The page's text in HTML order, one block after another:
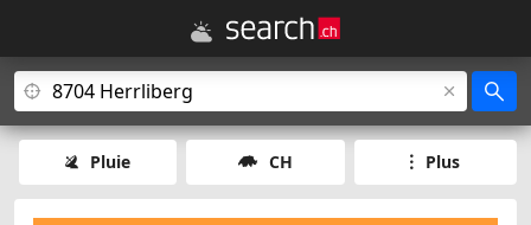
Pluie CH Plus